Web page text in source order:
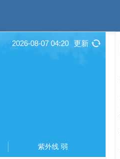
2026-08-07 04:20 更新
紫外线 弱